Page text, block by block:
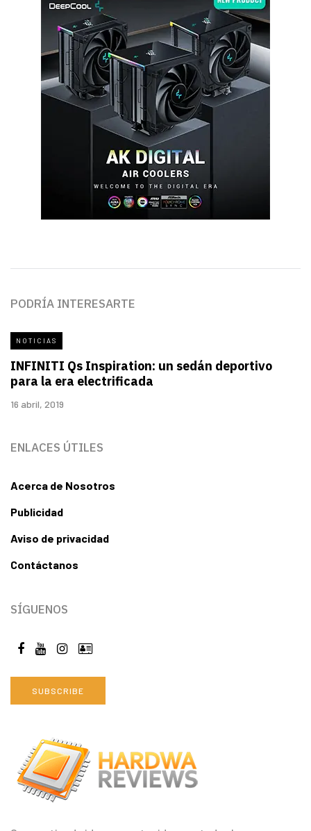
PODRÍA INTERESARTE
NOTICIAS
INFINITI Qs Inspiration: un sedán deportivo
para la era electrificada
16 abril, 2019
ENLACES ÚTILES
Acerca de Nosotros
Publicidad
Aviso de privacidad
Contáctanos
SÍGUENOS
SUBSCRIBE